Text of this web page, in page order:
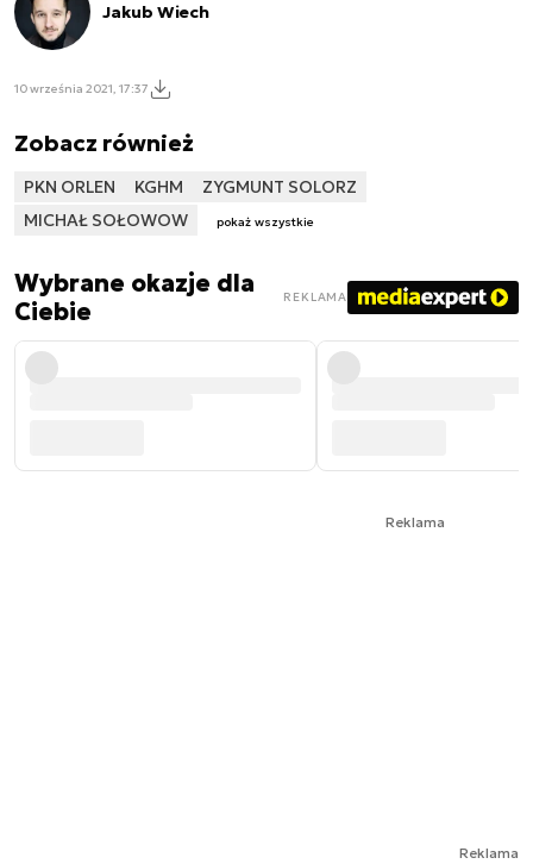
Jakub Wiech
10 września 2021, 17:37
Zobacz również
PKN ORLEN KGHM
ZYGMUNT SOLORZ
MICHAŁ SOŁOWOW
pokaż wszystkie
Wybrane okazje dla
Ciebie
REKLAMA
Reklama
Reklama